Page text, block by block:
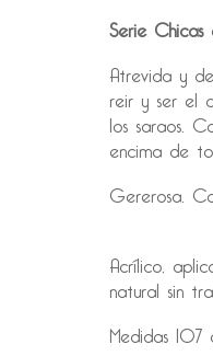
Serie
Atrevida y
reir y ser el
los saraos.
encima de
Gererosa.
Acrílico,
natural sin
Medidas